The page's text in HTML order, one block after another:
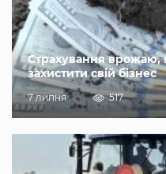
Страхування врожаю,
захистити свій бізнес
7 липня 517